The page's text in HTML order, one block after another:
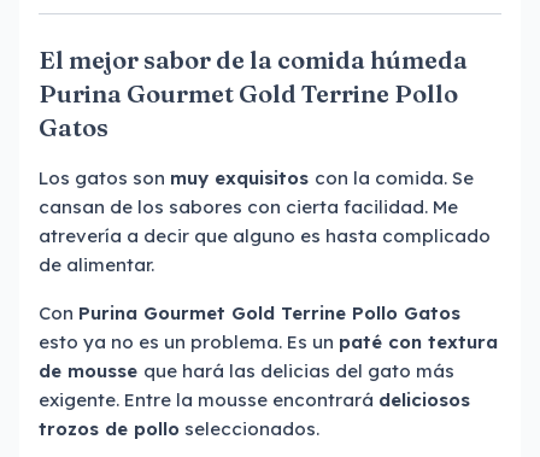
El mejor sabor de la comida húmeda
Purina Gourmet Gold Terrine Pollo
Gatos
Los gatos son muy exquisitos con la comida. Se
cansan de los sabores con cierta facilidad. Me
atrevería a decir que alguno es hasta complicado
de alimentar.
Con Purina Gourmet Gold Terrine Pollo Gatos
esto ya no es un problema. Es un paté con textura
de mousse que hará las delicias del gato más
exigente. Entre la mousse encontrará deliciosos
trozos de pollo seleccionados.